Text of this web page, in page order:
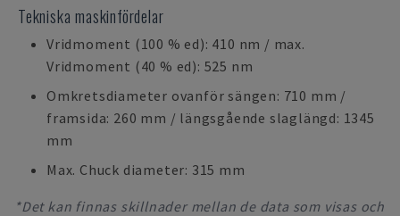
Tekniska maskinfördelar
Vridmoment (100 % ed): 410 nm / max.
Vridmoment (40 % ed): 525 nm
Omkretsdiameter ovanför sängen: 710 mm /
framsida: 260 mm / längsgående slaglängd: 1345
mm
Max. Chuck diameter: 315 mm
*Det kan finnas skillnader mellan de data som visas och